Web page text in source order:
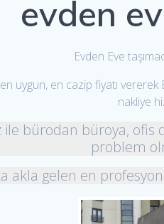
evden
Evden Eve
en uygun, en cazip fiyatı
nakliye
ile bürodan büroya, ofis
problem
akla gelen en